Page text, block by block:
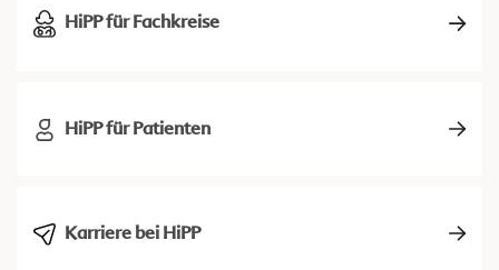
HiPP für Fachkreise
HiPP für Patienten
Karriere bei HiPP